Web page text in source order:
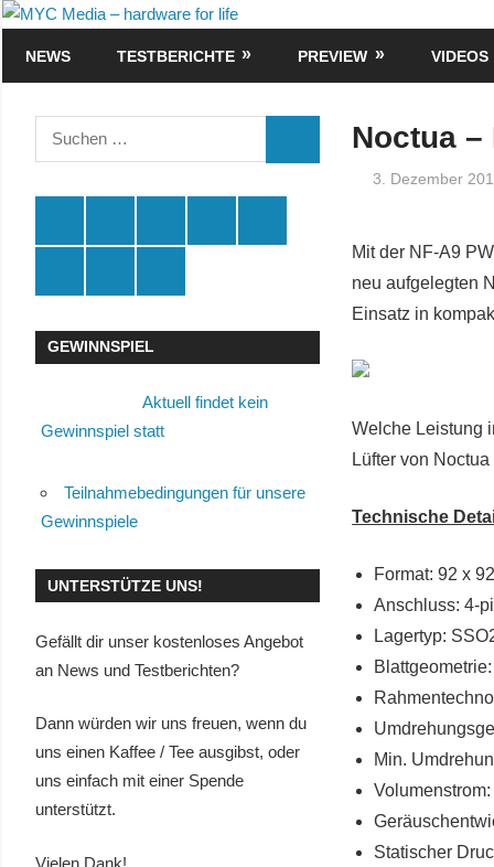
Zum
MYC
Media
–
hardware
NEWS TESTBERICHTE PREVIEW VIDEOS
Noctua –
3. Dezember
Mit der NF-A9
neu aufgelegten
Einsatz in
Welche Leistung
Lüfter von
Technische
Format: 92 x
Anschluss: 4-
Lagertyp:
Min.
Volumenstrom:
Statischer
Suchen
nach:
GEWINNSPIEL
Aktuell findet kein
Gewinnspiel statt
Teilnahmebedingungen für unsere
Gewinnspiele
UNTERSTÜTZE UNS!
Gefällt dir unser kostenloses Angebot
an News und Testberichten?
Dann würden wir uns freuen, wenn du
uns einen Kaffee / Tee ausgibst, oder
uns einfach mit einer Spende
unterstützt.
Vielen Dank!